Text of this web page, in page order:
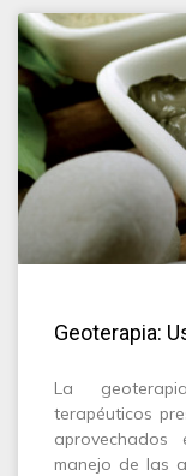
Geoterapia:
La
terapéuticos
manejo de las